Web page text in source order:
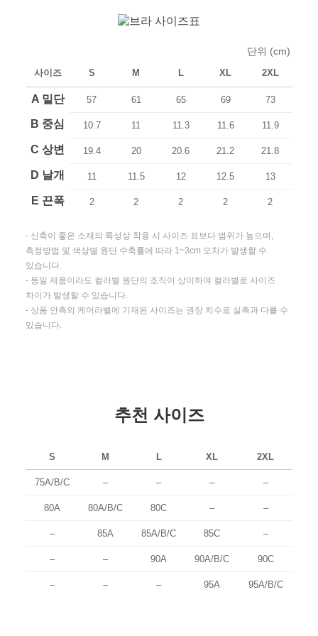
단위 (cm)
사이즈 S M L XL 2XL
A 밑단 57 61 65 69 73
B 중심 10.7 11 11.3 11.6 11.9
C 상변 19.4 20 20.6 21.2 21.8
D 날개 11 11.5 12 12.5 13
E 끈폭 2 2 2 2 2
- 신축이 좋은 소재의 특성상 착용 시 사이즈 표보다 범위가 높으며,
측정방법 및 색상별 원단 수축률에 따라 1~3cm 오차가 발생할 수
있습니다.
- 동일 제품이라도 컬러별 원단의 조직이 상이하여 컬러별로 사이즈
차이가 발생할 수 있습니다.
- 상품 안측의 케어라벨에 기재된 사이즈는 권장 치수로 실측과 다를 수
있습니다.
추천 사이즈
S M L XL 2XL
75A/B/C – – – –
80A 80A/B/C 80C – –
– 85A 85A/B/C 85C –
– – 90A 90A/B/C 90C
– – – 95A 95A/B/C